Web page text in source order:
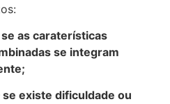
as caraterísticas
se integram
se existe dificuldade ou